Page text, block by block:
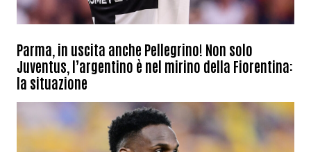
Parma, in uscita anche Pellegrino! Non solo
Juventus, l’argentino è nel mirino della Fiorentina:
la situazione